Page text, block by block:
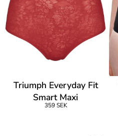
Triumph Everyday Fit
Smart Maxi
359 SEK